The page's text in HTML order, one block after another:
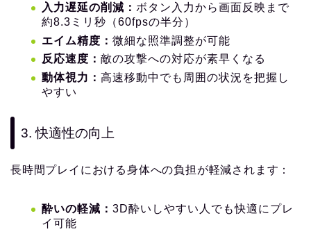
入力遅延の削減： ボタン入力から画面反映まで
約8.3ミリ秒（60fpsの半分）
エイム精度： 微細な照準調整が可能
反応速度： 敵の攻撃への対応が素早くなる
動体視力： 高速移動中でも周囲の状況を把握し
やすい
3. 快適性の向上
長時間プレイにおける身体への負担が軽減されます：
酔いの軽減： 3D酔いしやすい人でも快適にプレ
イ可能